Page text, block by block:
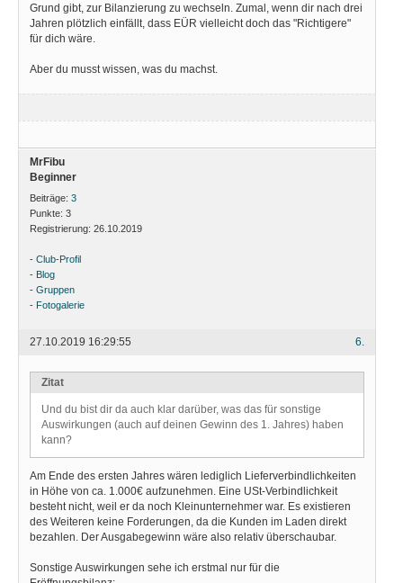
Grund gibt, zur Bilanzierung zu wechseln. Zumal, wenn dir nach drei
Jahren plötzlich einfällt, dass EÜR vielleicht doch das "Richtigere"
für dich wäre.
Aber du musst wissen, was du machst.
MrFibu
Beginner
Beiträge: 3
Punkte: 3
Registrierung: 26.10.2019
- Club-Profil
- Blog
- Gruppen
- Fotogalerie
6.
27.10.2019 16:29:55
Zitat
Und du bist dir da auch klar darüber, was das für sonstige
Auswirkungen (auch auf deinen Gewinn des 1. Jahres) haben
kann?
Am Ende des ersten Jahres wären lediglich Lieferverbindlichkeiten
in Höhe von ca. 1.000€ aufzunehmen. Eine USt-Verbindlichkeit
besteht nicht, weil er da noch Kleinunternehmer war. Es existieren
des Weiteren keine Forderungen, da die Kunden im Laden direkt
bezahlen. Der Ausgabegewinn wäre also relativ überschaubar.
Sonstige Auswirkungen sehe ich erstmal nur für die